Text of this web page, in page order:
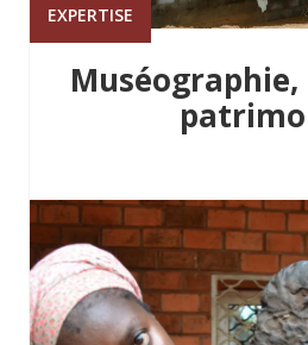
EXPERTISE